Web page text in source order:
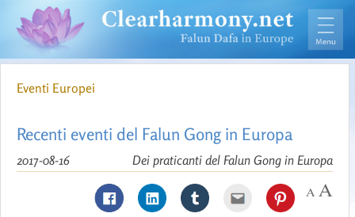
Eventi Europei
Recenti eventi del Falun Gong in Europa
Dei praticanti del Falun Gong in Europa
2017-08-16